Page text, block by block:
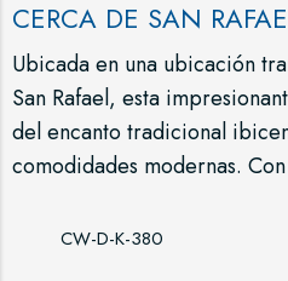
CERCA DE SAN
Ubicada en una ubicación
San Rafael, esta
del encanto tradicional
comodidades modernas.
CW-D-K-380